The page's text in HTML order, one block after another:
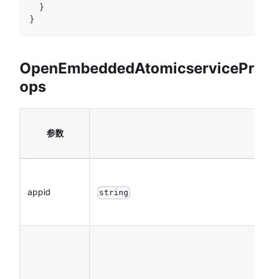
}
}
OpenEmbeddedAtomicservicePr
ops
参数
appid string